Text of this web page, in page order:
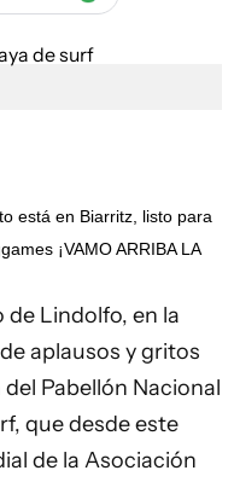
está en Biarritz, listo para
¡VAMO ARRIBA LA
de Lindolfo, en la
aplausos y gritos
Pabellón Nacional
que desde este
de la Asociación